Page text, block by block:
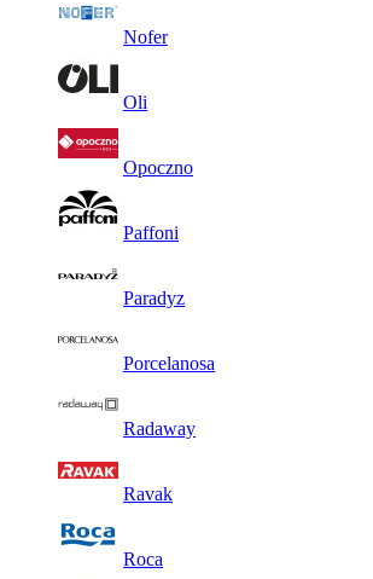
Nofer
Oli
Opoczno
Paffoni
Paradyz
Porcelanosa
Radaway
Ravak
Roca